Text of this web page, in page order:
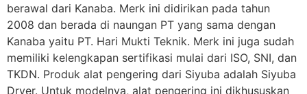
berawal dari Kanaba. Merk ini didirikan pada tahun
2008 dan berada di naungan PT yang sama dengan
Kanaba yaitu PT. Hari Mukti Teknik. Merk ini juga sudah
memiliki kelengkapan sertifikasi mulai dari ISO, SNI, dan
TKDN. Produk alat pengering dari Siyuba adalah Siyuba
Dryer. Untuk modelnya, alat pengering ini dikhususkan